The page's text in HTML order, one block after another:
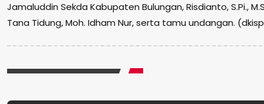
Jamaluddin Sekda Kabupaten Bulungan, Risdianto, S.Pi.,
Tana Tidung, Moh. Idham Nur, serta tamu undangan.